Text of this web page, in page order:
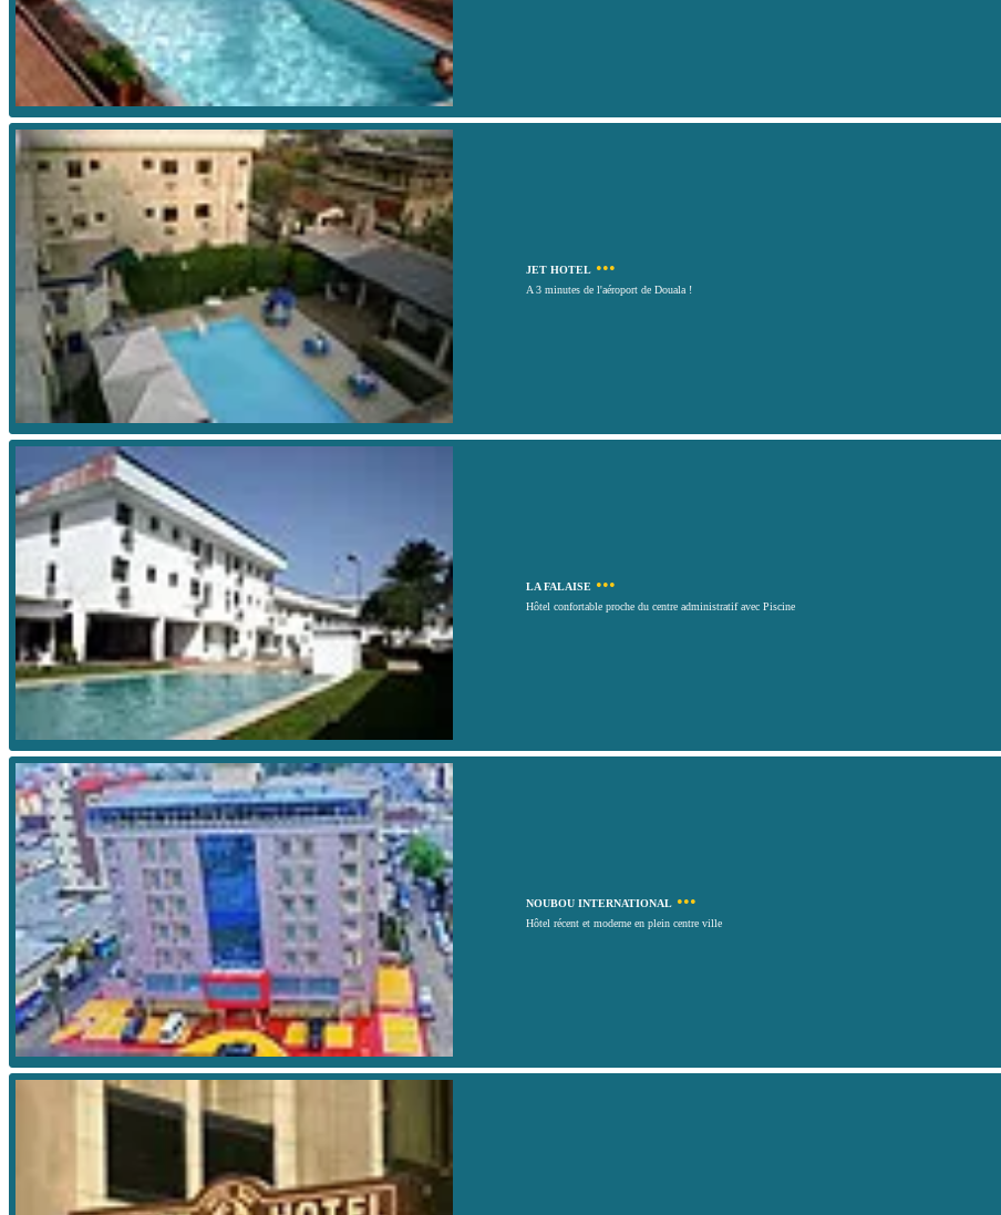
JET HOTEL •••
A 3 minutes de l'aéroport de Douala !
LA FALAISE •••
Hôtel confortable proche du centre administratif avec Piscine
NOUBOU INTERNATIONAL •••
Hôtel récent et moderne en plein centre ville